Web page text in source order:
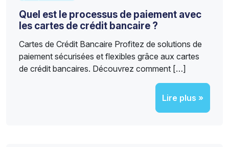
Quel est le processus de paiement avec
les cartes de crédit bancaire ?
Cartes de Crédit Bancaire Profitez de solutions de
paiement sécurisées et flexibles grâce aux cartes
de crédit bancaires. Découvrez comment […]
Lire plus »